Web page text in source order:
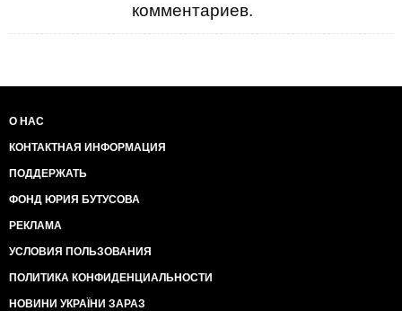
комментариев.
О НАС
КОНТАКТНАЯ ИНФОРМАЦИЯ
ПОДДЕРЖАТЬ
ФОНД ЮРИЯ БУТУСОВА
РЕКЛАМА
УСЛОВИЯ ПОЛЬЗОВАНИЯ
ПОЛИТИКА КОНФИДЕНЦИАЛЬНОСТИ
НОВИНИ УКРАЇНИ ЗАРАЗ